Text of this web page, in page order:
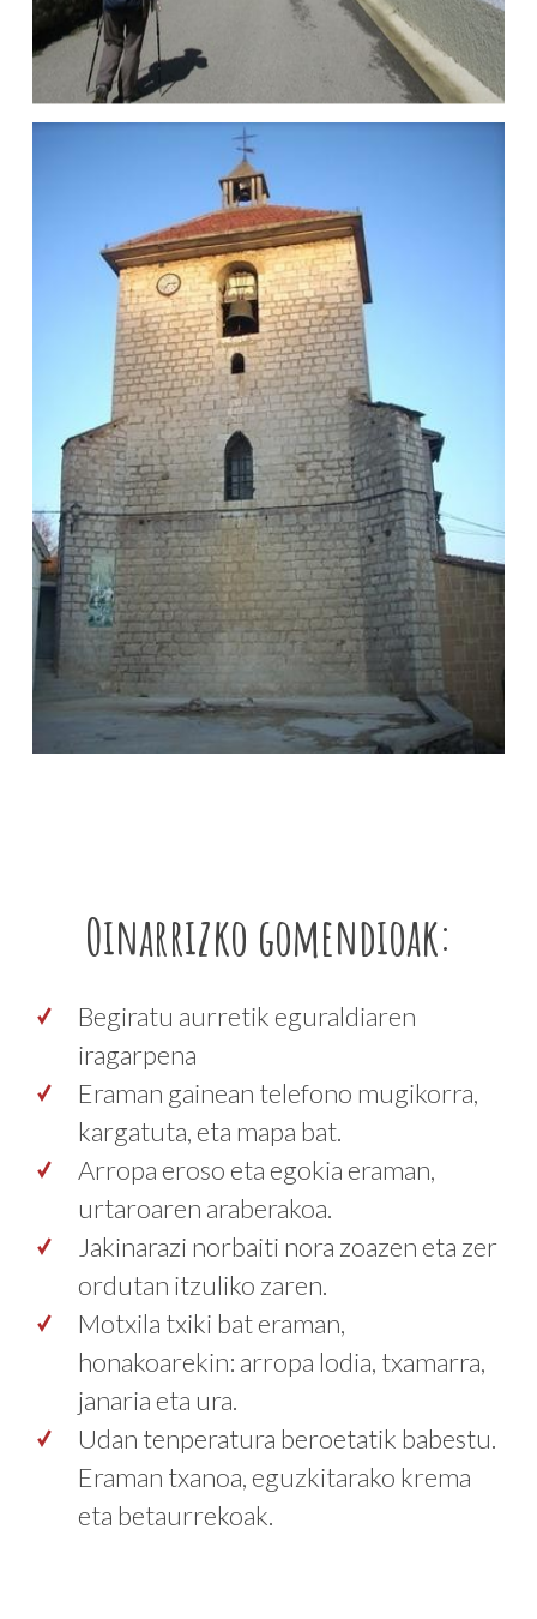
Oinarrizko gomendioak:
Begiratu aurretik eguraldiaren
iragarpena
Eraman gainean telefono mugikorra,
kargatuta, eta mapa bat.
Arropa eroso eta egokia eraman,
urtaroaren araberakoa.
Jakinarazi norbaiti nora zoazen eta zer
ordutan itzuliko zaren.
Motxila txiki bat eraman,
honakoarekin: arropa lodia, txamarra,
janaria eta ura.
Udan tenperatura beroetatik babestu.
Eraman txanoa, eguzkitarako krema
eta betaurrekoak.